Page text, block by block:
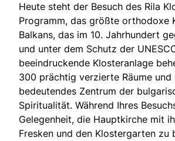
Heute steht der Besuch des Rila
Programm, das größte orthodoxe
Balkans, das im 10. Jahrhundert
und unter dem Schutz der
beeindruckende Klosteranlage
300 prächtig verzierte Räume und
bedeutendes Zentrum der
Spiritualität. Während Ihres
Gelegenheit, die Hauptkirche mit
Fresken und den Klostergarten zu